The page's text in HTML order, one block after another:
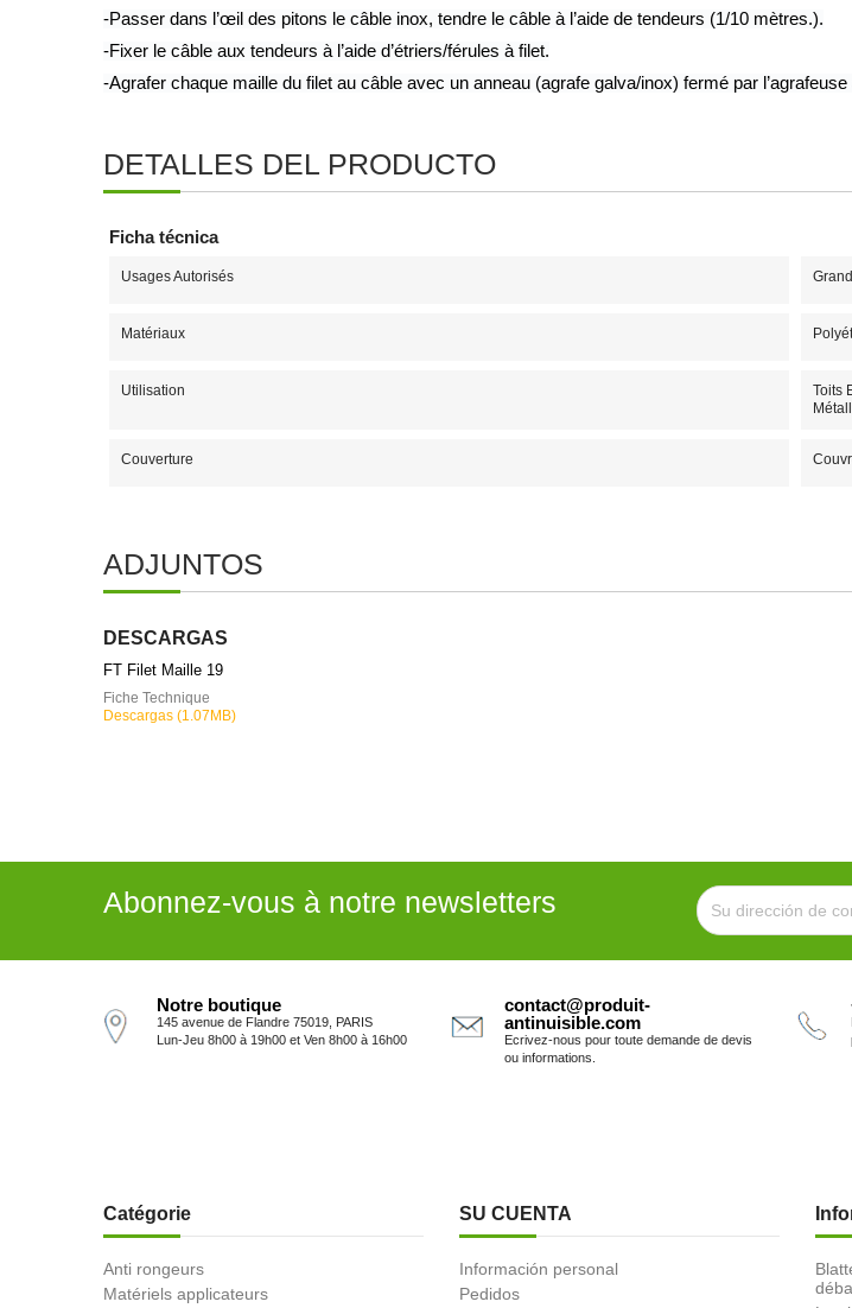
-Passer dans l’œil des pitons le câble inox, tendre le câble à l’aide de tendeurs (1/10 mètres.).
-Fixer le câble aux tendeurs à l’aide d’étriers/férules à filet.
-Agrafer chaque maille du filet au câble avec un anneau (agrafe galva/inox) fermé par l’agrafeuse
DETALLES DEL PRODUCTO
Ficha técnica
Usages Autorisés
Matériaux
Utilisation
Toits
Couverture
ADJUNTOS
DESCARGAS
FT Filet Maille 19
Fiche Technique
Descargas (1.07MB)
Abonnez-vous à notre newsletters
Notre boutique
145 avenue de Flandre 75019, PARIS
Lun-Jeu 8h00 à 19h00 et Ven 8h00 à 16h00
contact@produit-
antinuisible.com
Ecrivez-nous pour toute demande de devis
ou informations.
Catégorie
Anti rongeurs
Matériels applicateurs
SU CUENTA
Información personal
Pedidos